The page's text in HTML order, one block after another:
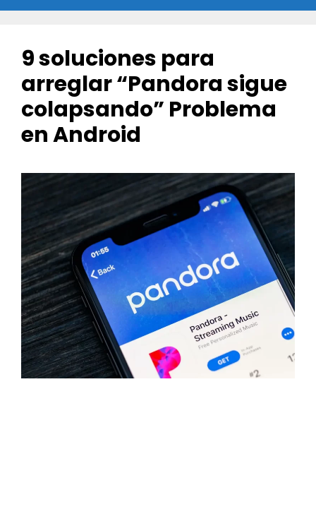
9 soluciones para
arreglar “Pandora sigue
colapsando” Problema
en Android